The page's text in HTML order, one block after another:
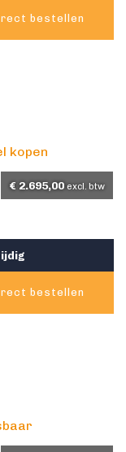
bestellen
€ 2.695,00 excl. btw
bestellen